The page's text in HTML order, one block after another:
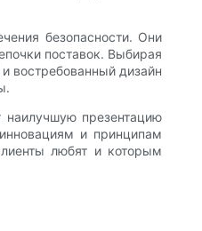
безопасности. Они
поставок. Выбирая
востребованный дизайн
презентацию
и принципам
любят и которым